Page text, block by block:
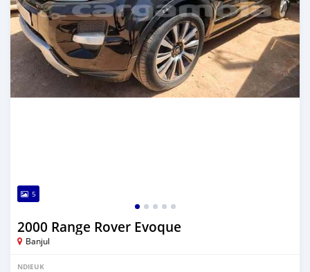
5
2000 Range Rover Evoque
Banjul
NDIEUK